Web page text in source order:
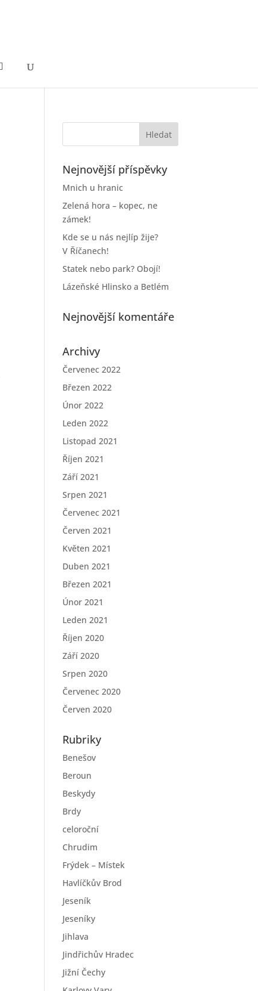
Nejnovější příspěvky
Mnich u hranic
Zelená hora – kopec, ne
zámek!
Kde se u nás nejlíp žije?
V Říčanech!
Statek nebo park? Obojí!
Lázeňské Hlinsko a Betlém
Nejnovější komentáře
Archivy
Červenec 2022
Březen 2022
Únor 2022
Leden 2022
Listopad 2021
Říjen 2021
Září 2021
Srpen 2021
Červenec 2021
Červen 2021
Květen 2021
Duben 2021
Březen 2021
Únor 2021
Leden 2021
Říjen 2020
Září 2020
Srpen 2020
Červenec 2020
Červen 2020
Rubriky
Benešov
Beroun
Beskydy
Brdy
celoroční
Chrudim
Frýdek – Místek
Havlíčkův Brod
Jeseník
Jeseníky
Jihlava
Jindřichův Hradec
Jižní Čechy